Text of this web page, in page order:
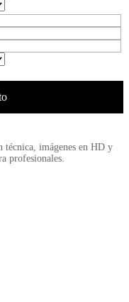
técnica, imágenes en HD y
profesionales.